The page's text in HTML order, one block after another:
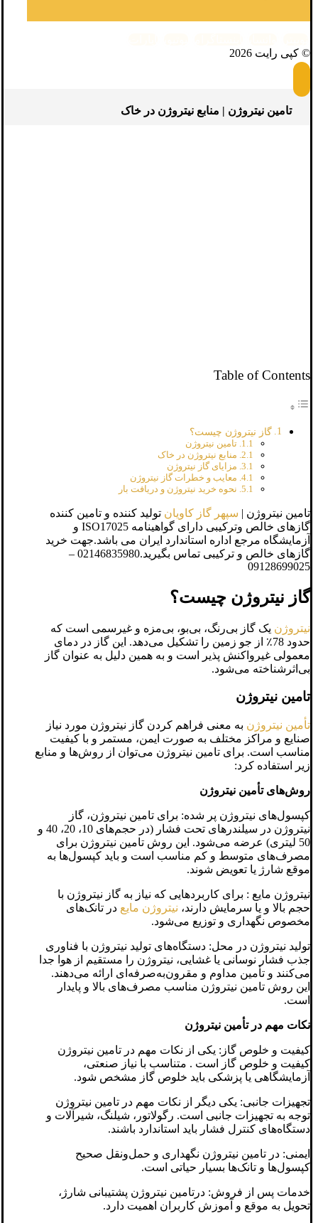
© کپی رایت 2026
تامین نیتروژن | منابع نیتروژن در خاک
Table of Contents
گاز نیتروژن چیست؟
تامین نیتروژن
منابع نیتروژن در خاک
مزایای گاز نیتروژن
معایب و خطرات گاز نیتروژن
نحوه خرید نیتروژن و دریافت بار
تامین نیتروژن | سپهر گاز کاویان تولید کننده و تامین کننده
گازهای خالص وترکیبی دارای گواهینامه ISO17025 و
آزمایشگاه مرجع اداره استاندارد ایران می باشد.جهت خرید
گازهای خالص و ترکیبی تماس بگیرید.02146835980 –
09128699025
گاز نیتروژن چیست؟
نیتروژن یک گاز بی‌رنگ، بی‌بو، بی‌مزه و غیرسمی است که
حدود 78٪ از جو زمین را تشکیل می‌دهد. این گاز در دمای
معمولی غیرواکنش ‌پذیر است و به همین دلیل به عنوان گاز
بی‌اثرشناخته می‌شود.
تامین نیتروژن
تأمین نیتروژن به معنی فراهم کردن گاز نیتروژن مورد نیاز
صنایع و مراکز مختلف به صورت ایمن، مستمر و با کیفیت
مناسب است. برای تامین نیتروژن می‌توان از روش‌ها و منابع
زیر استفاده کرد:
روش‌های تأمین نیتروژن
کپسول‌های نیتروژن پر شده: برای تامین نیتروژن، گاز
نیتروژن در سیلندرهای تحت فشار (در حجم‌های 10، 20، 40 و
50 لیتری) عرضه می‌شود. این روش تامین نیتروژن برای
مصرف‌های متوسط و کم مناسب است و باید کپسول‌ها به
موقع شارژ یا تعویض شوند.
نیتروژن مایع : برای کاربردهایی که نیاز به گاز نیتروژن با
حجم بالا و یا سرمایش دارند، نیتروژن مایع در تانک‌های
مخصوص نگهداری و توزیع می‌شود.
تولید نیتروژن در محل: دستگاه‌های تولید نیتروژن با فناوری
جذب فشار نوسانی یا غشایی، نیتروژن را مستقیم از هوا جدا
می‌کنند و تأمین مداوم و مقرون‌به‌صرفه‌ای ارائه می‌دهند.
این روش تامین نیتروژن مناسب مصرف‌های بالا و پایدار
است.
نکات مهم در تأمین نیتروژن
کیفیت و خلوص گاز: یکی از نکات مهم در تامین نیتروژن
کیفیت و خلوص گاز است . متناسب با نیاز صنعتی،
آزمایشگاهی یا پزشکی باید خلوص گاز مشخص شود.
تجهیزات جانبی: یکی دیگر از نکات مهم در تامین نیتروژن
توجه به تجهیزات جانبی است. رگولاتور، شیلنگ، شیرآلات و
دستگاه‌های کنترل فشار باید استاندارد باشند.
ایمنی: در تامین نیتروژن نگهداری و حمل‌ونقل صحیح
کپسول‌ها و تانک‌ها بسیار حیاتی است.
خدمات پس از فروش: درتامین نیتروژن پشتیبانی شارژ،
تحویل به موقع و آموزش کاربران اهمیت دارد.